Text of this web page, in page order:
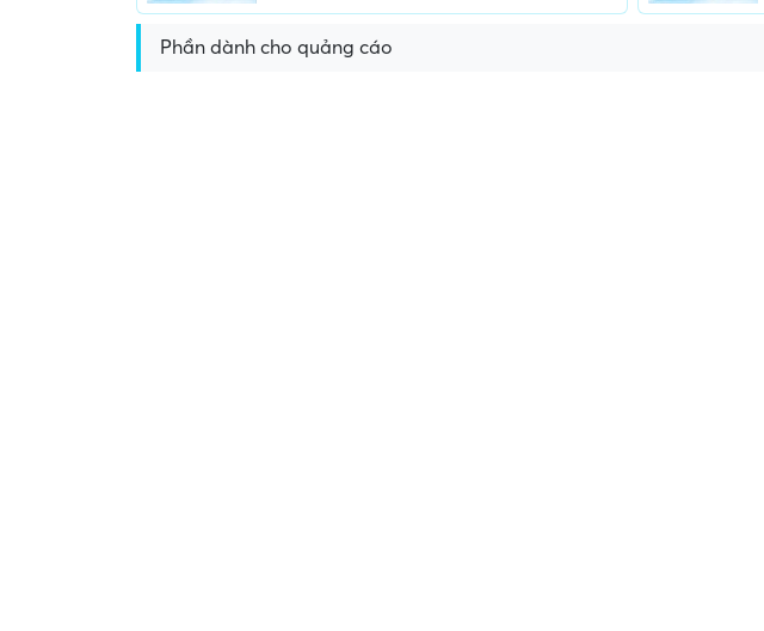
Phần dành cho quảng cáo
giữ chỗ...
ràng hoặc nộp